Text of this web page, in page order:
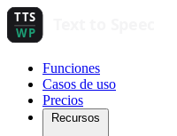
Funciones
Casos de uso
Precios
Recursos